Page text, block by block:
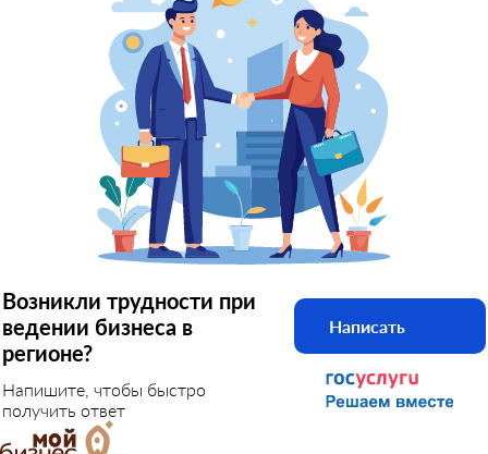
Возникли трудности при
ведении бизнеса в
регионе?
Напишите, чтобы быстро
получить ответ
Написать